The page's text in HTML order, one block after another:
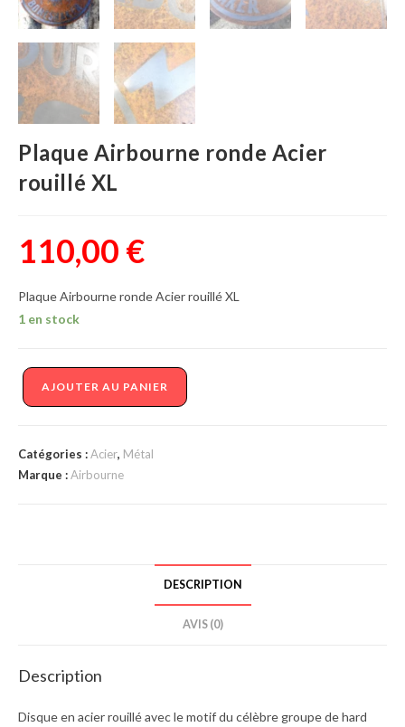
Plaque Airbourne ronde Acier
rouillé XL
110,00 €
Plaque Airbourne ronde Acier rouillé XL
1 en stock
quantité
de
ronde
AJOUTER AU PANIER
Catégories :Acier, Métal
Marque :Airbourne
DESCRIPTION
AVIS (0)
Description
Disque en acier rouillé avec le motif du célèbre groupe de hard